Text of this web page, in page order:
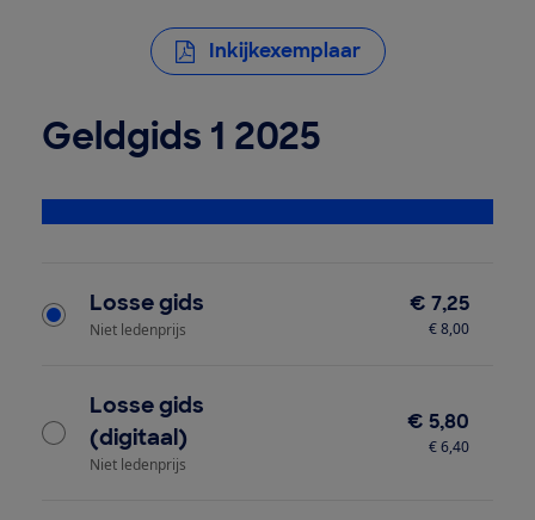
Inkijkexemplaar
Geldgids 1 2025
Losse gids
Niet ledenprijs
€ 7,25
€ 8,00
Losse gids
(digitaal)
Niet ledenprijs
€ 5,80
€ 6,40